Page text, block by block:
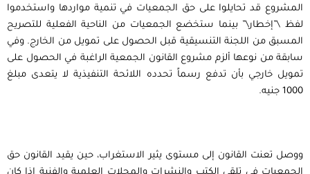
المشروع قد تحايلوا على حق الجمعيات في تنمية مواردها واستخدموا
لفظ \”إخطار\” بينما ستخضع الجمعيات من الناحية الفعلية للتصريح
المسبق من اللجنة التنسيقية قبل الحصول على تمويل من الخارج. وفي
سابقة من نوعها ألزم مشروع القانون الجمعية الراغبة في الحصول على
تمويل خارجي بأن تدفع رسماً تحدده اللائحة التنفيذية لا يتعدى مبلغ
1000 جنيه.
ووصل تعنت القانون إلى مستوى يثير الاستغراب، حين يقيد القانون حق